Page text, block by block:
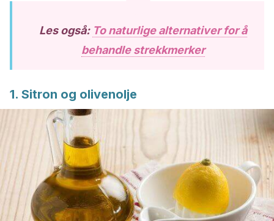
Les også: To naturlige alternativer for å
behandle strekkmerker
1. Sitron og olivenolje